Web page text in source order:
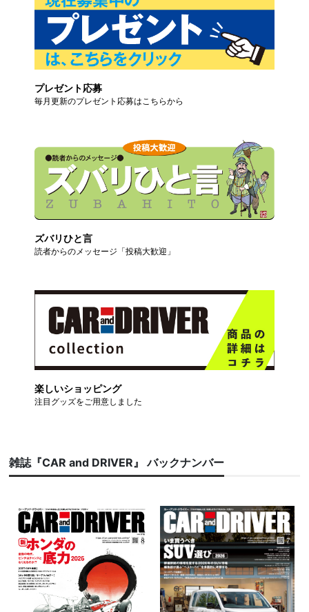
プレゼント応募
毎月更新のプレゼント応募はこちらから
ズバリひと言
読者からのメッセージ「投稿大歓迎」
楽しいショッピング
注目グッズをご用意しました
雑誌『CAR and DRIVER』 バックナンバー